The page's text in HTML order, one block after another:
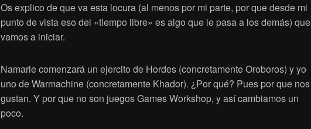
Os explico de que va esta locura (al menos por mi parte, por que desde mi
punto de vista eso del «tiempo libre» es algo que le pasa a los demás) que
vamos a iniciar.
Namarie comenzará un ejercito de Hordes (concretamente Oroboros) y yo
uno de Warmachine (concretamente Khador). ¿Por qué? Pues por que nos
gustan. Y por que no son juegos Games Workshop, y así cambiamos un
poco.